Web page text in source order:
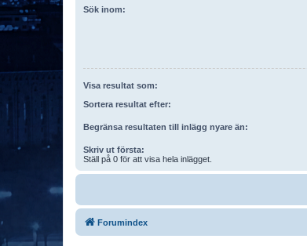
Sök inom:
Visa resultat som:
Sortera resultat efter:
Begränsa resultaten till inlägg nyare än:
Skriv ut första:
Ställ på 0 för att visa hela inlägget.
Forumindex